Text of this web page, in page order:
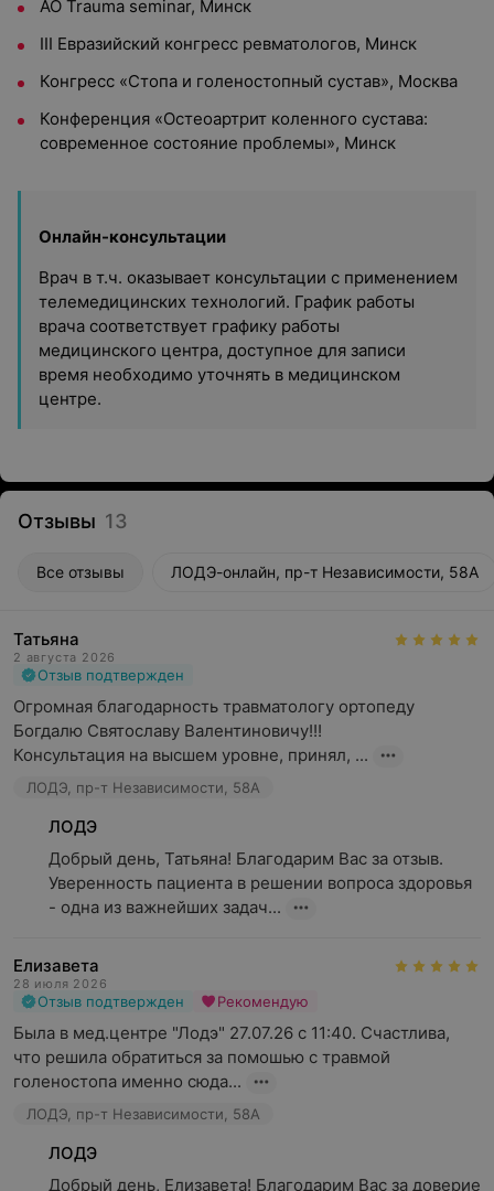
AO Trauma seminar, Минск
III Евразийский конгресс ревматологов, Минск
Конгресс «Стопа и голеностопный сустав», Москва
Конференция «Остеоартрит коленного сустава:
современное состояние проблемы», Минск
Онлайн-консультации
Врач в т.ч. оказывает консультации с применением
телемедицинских технологий. График работы
врача соответствует графику работы
медицинского центра, доступное для записи
время необходимо уточнять в медицинском
центре.
Отзывы 13
Все отзывы ЛОДЭ-онлайн, пр-т Независимости, 58А
Татьяна
2 августа 2026
Отзыв подтвержден
Огромная благодарность травматологу ортопеду
Богдалю Святославу Валентиновичу!!!
Консультация на высшем уровне, принял, ...
ЛОДЭ, пр-т Независимости, 58А
ЛОДЭ
Добрый день, Татьяна! Благодарим Вас за отзыв.
Уверенность пациента в решении вопроса здоровья
- одна из важнейших задач...
Елизавета
28 июля 2026
Отзыв подтвержден Рекомендую
Была в мед.центре "Лодэ" 27.07.26 с 11:40. Счастлива,
что решила обратиться за помошью с травмой
голеностопа именно сюда...
ЛОДЭ, пр-т Независимости, 58А
ЛОДЭ
Добрый день, Елизавета! Благодарим Вас за доверие